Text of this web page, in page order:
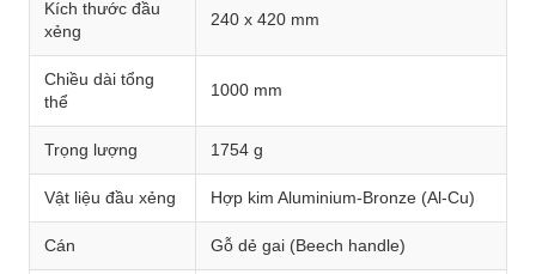
Kích thước đầu
xẻng
240 x 420 mm
Chiều dài tổng
thể
1000 mm
Trọng lượng 1754 g
Vật liệu đầu xẻng Hợp kim Aluminium-Bronze (Al-Cu)
Cán Gỗ dẻ gai (Beech handle)